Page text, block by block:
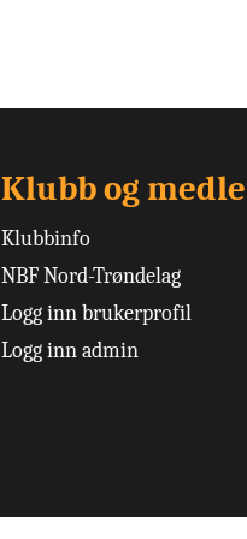
Klubb og
Klubbinfo
NBF Nord-Trøndelag
Logg inn brukerprofil
Logg inn admin